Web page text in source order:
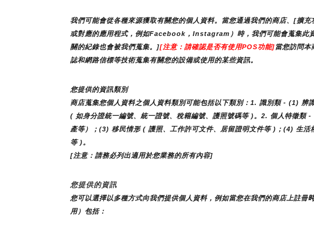
我們可能會從各種來源獲取有關您的個人資料。當您通過我們的商店、[擴
或對應的應用程式，例如Facebook，Instagram）時，我們可能會蒐集此
關的紀錄也會被我們蒐集。][注意：請確認是否有使用POS功能]當您訪問本
誌和網路信標等技術蒐集有關您的設備或使用的某些資訊。
您提供的資訊類別
商店蒐集您個人資料之個人資料類別可能包括以下類別：1. 識別類 - (1)
( 如身分證統一編號、統一證號、稅籍編號、護照號碼等 )。2. 個人特徵
產等）；(3) 移民情形 ( 護照、工作許可文件、居留證明文件等 )；(4) 生
等 )。
[注意：請務必列出適用於您業務的所有內容]
您提供的資訊
您可以選擇以多種方式向我們提供個人資料，例如當您在我們的商店上註冊
用）包括：